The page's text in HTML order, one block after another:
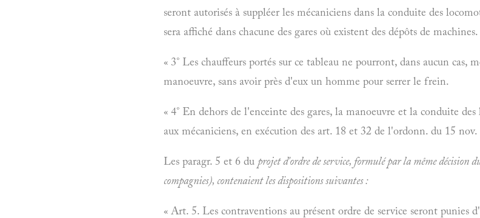
seront autorisés à suppléer les mécaniciens dans la conduite des
sera affiché dans chacune des gares où existent des dépôts de machines.
« 3° Les chauffeurs portés sur ce tableau ne pourront, dans aucun
manoeuvre, sans avoir près d'eux un homme pour serrer le frein.
« 4° En dehors de l'enceinte des gares, la manoeuvre et la conduite
aux mécaniciens, en exécution des art. 18 et 32 de l'ordonn. du 15 nov.
Les paragr. 5 et 6 du projet d'ordre de service, formulé par la même
compagnies), contenaient les dispositions suivantes :
« Art. 5. Les contraventions au présent ordre de service seront punies